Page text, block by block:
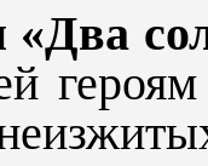
«Два
героям